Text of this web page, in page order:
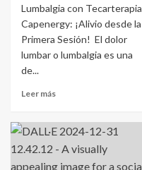
Lumbalgia con Tecarterapia
Capenergy: ¡Alivio desde la
Primera Sesión! El dolor
lumbar o lumbalgia es una
de...
Leer más